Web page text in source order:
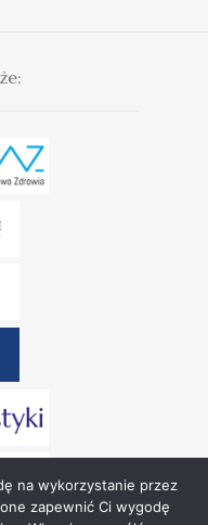
na wykorzystanie przez
zapewnić Ci wygodę